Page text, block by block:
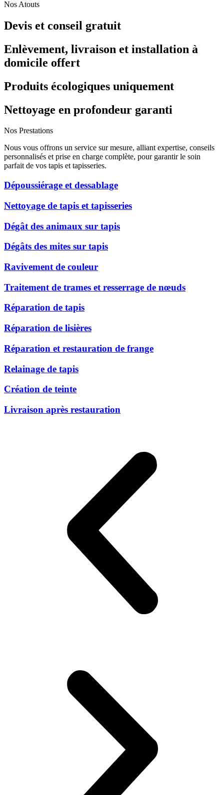
Nos Atouts
Devis et conseil gratuit
Enlèvement, livraison et installation à
domicile offert
Produits écologiques uniquement
Nettoyage en profondeur garanti
Nos Prestations
Nous vous offrons un service sur mesure, alliant expertise, conseils
personnalisés et prise en charge complète, pour garantir le soin
parfait de vos tapis et tapisseries.
Dépoussiérage et dessablage
Nettoyage de tapis et tapisseries
Dégât des animaux sur tapis
Dégâts des mites sur tapis
Ravivement de couleur
Traitement de trames et resserrage de nœuds
Réparation de tapis
Réparation de lisières
Réparation et restauration de frange
Relainage de tapis
Création de teinte
Livraison après restauration